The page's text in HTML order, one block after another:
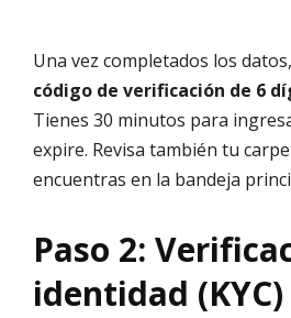
Una vez completados los
código de verificación de 6
Tienes 30 minutos para
expire. Revisa también tu
encuentras en la bandeja
Paso 2:
identidad (KYC)